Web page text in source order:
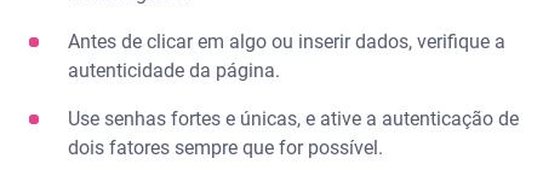
Antes de clicar em algo ou inserir dados, verifique a
autenticidade da página.
Use senhas fortes e únicas, e ative a autenticação de
dois fatores sempre que for possível.